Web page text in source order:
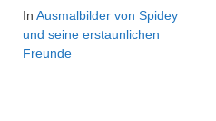
In Ausmalbilder von Spidey
und seine erstaunlichen
Freunde